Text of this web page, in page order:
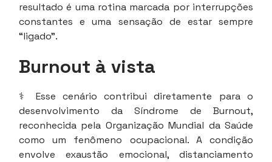
resultado é uma rotina marcada por interrupções
constantes e uma sensação de estar sempre
“ligado”.
Burnout à vista
⚕️ Esse cenário contribui diretamente para o
desenvolvimento da Síndrome de Burnout,
reconhecida pela Organização Mundial da Saúde
como um fenômeno ocupacional. A condição
envolve exaustão emocional, distanciamento